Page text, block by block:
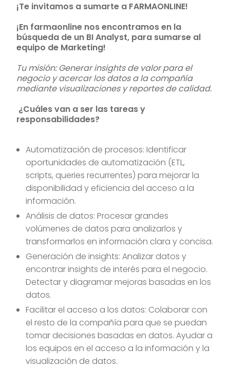
¡Te invitamos a sumarte a FARMAONLINE!
¡En farmaonline nos encontramos en la
búsqueda de un BI Analyst, para sumarse al
equipo de Marketing!
Tu misión: Generar insights de valor para el
negocio y acercar los datos a la compañía
mediante visualizaciones y reportes de calidad.
¿Cuáles van a ser las tareas y
responsabilidades?
Automatización de procesos: Identificar
oportunidades de automatización (ETL,
scripts, queries recurrentes) para mejorar la
disponibilidad y eficiencia del acceso a la
información.
Análisis de datos: Procesar grandes
volúmenes de datos para analizarlos y
transformarlos en información clara y concisa.
Generación de insights: Analizar datos y
encontrar insights de interés para el negocio.
Detectar y diagramar mejoras basadas en los
datos.
Facilitar el acceso a los datos: Colaborar con
el resto de la compañía para que se puedan
tomar decisiones basadas en datos. Ayudar a
los equipos en el acceso a la información y la
visualización de datos.